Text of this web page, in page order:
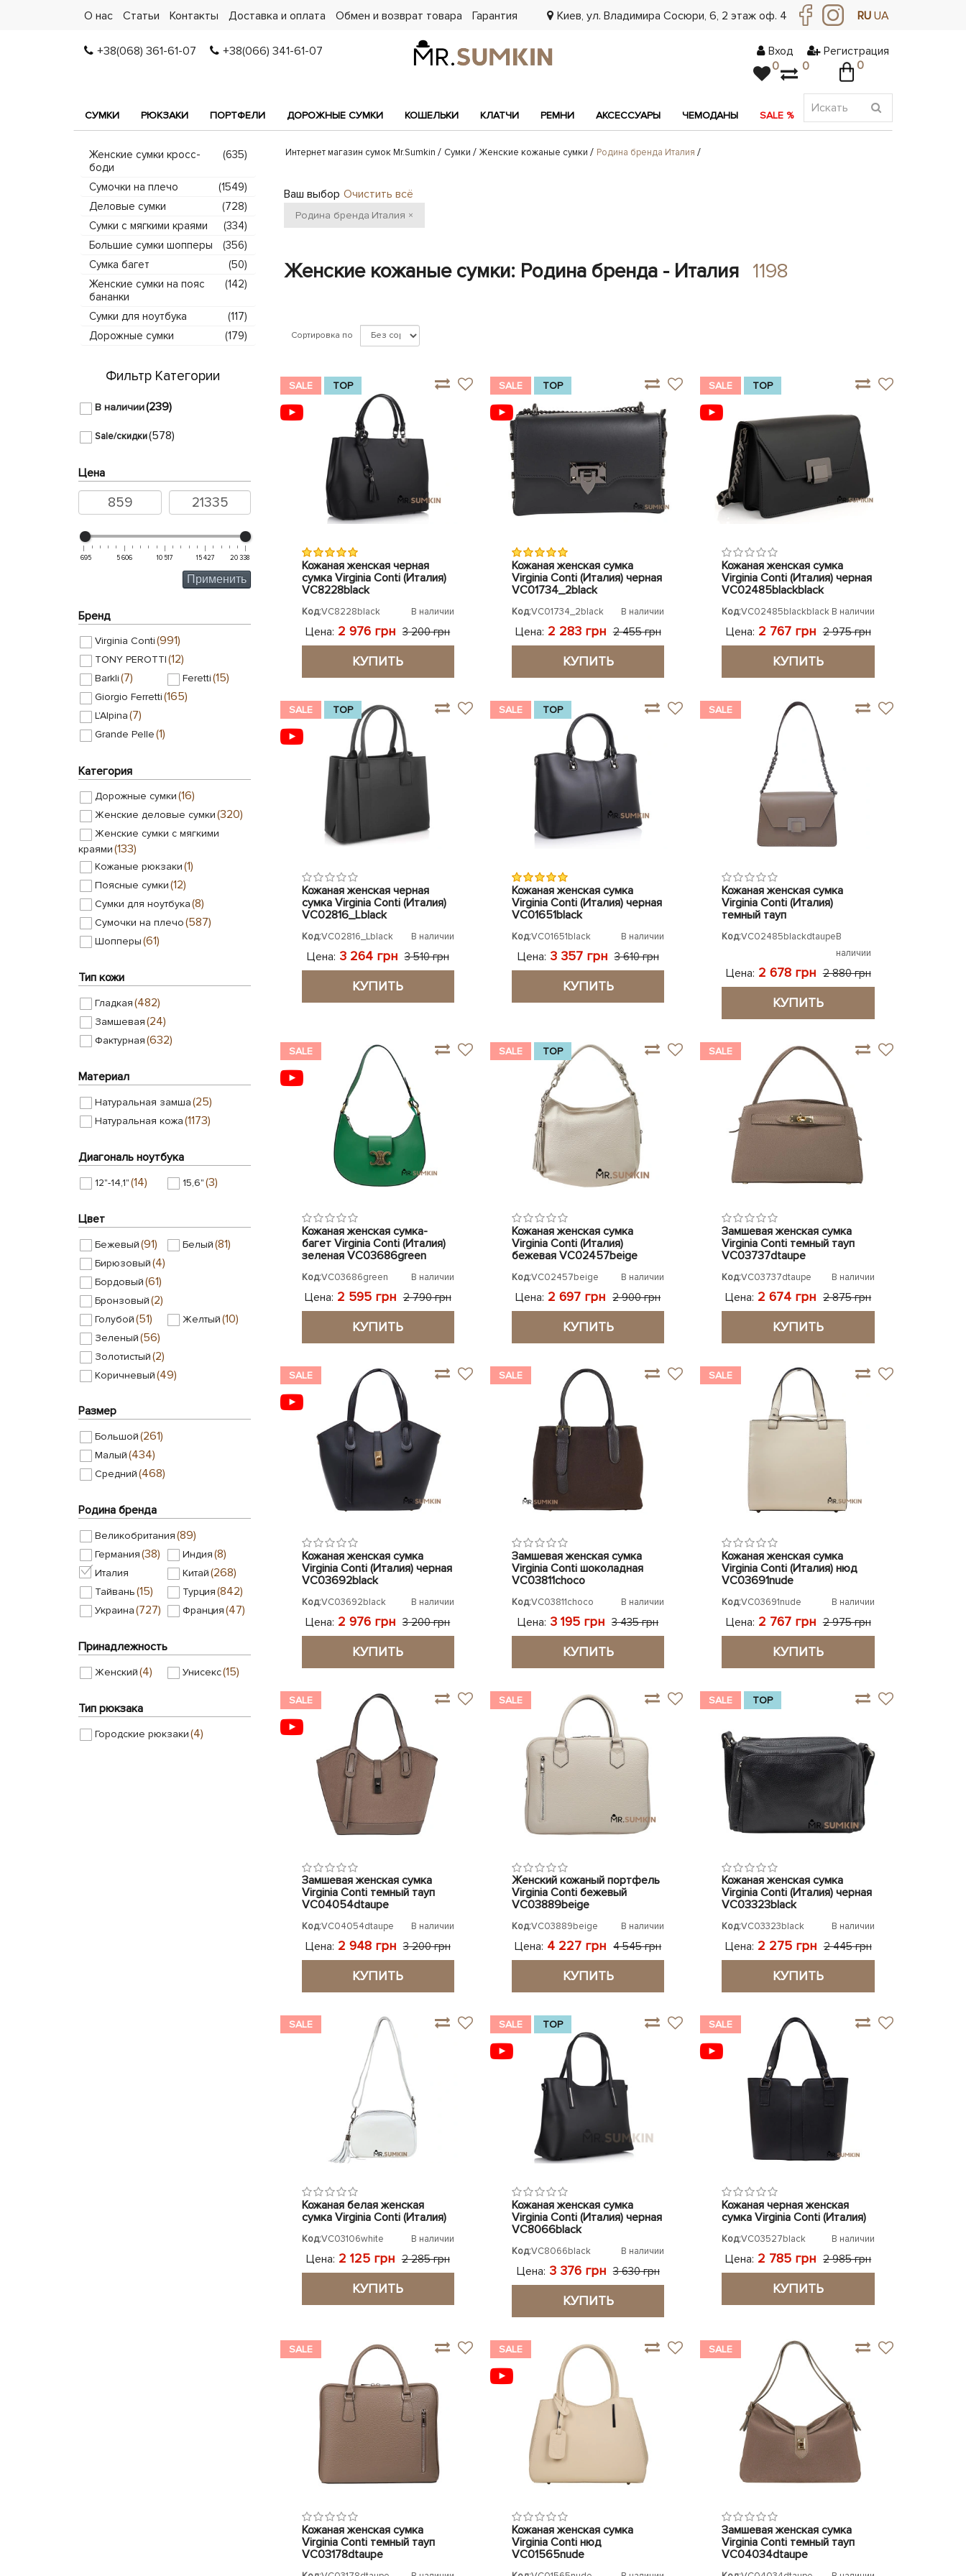
О нас Статьи Контакты Доставка и оплата Обмен и возврат товара Гарантия RU UA
Киев, ул. Владимира Сосюри, ​​6, 2 этаж оф. 4
+38(068) 361-61-07 +38(066) 341-61-07 Вход
Регистрация
0
0 0
СУМКИ РЮКЗАКИ ПОРТФЕЛИ ДОРОЖНЫЕ СУМКИ КОШЕЛЬКИ КЛАТЧИ РЕМНИ АКСЕССУАРЫ ЧЕМОДАНЫ SALE % АКЦИЯ
Женские сумки кросс-
боди
(635)
Сумочки на плечо
(1549)
Деловые сумки
(728)
Сумки с мягкими краями
(334)
Большие сумки шопперы
(356)
Сумка багет
(50)
Женские сумки на пояс
бананки
(142)
Сумки для ноутбука
(117)
Дорожные сумки
(179)
Фильтр Категории
В наличии(239)
Sale/скидки(578)
Цена
695 5 606 10 517 15 427 20 338
Применить
Бренд
Virginia Conti(991)
TONY PEROTTI(12)
Barkli(7) Feretti(15)
Giorgio Ferretti(165)
L'Alpina(7)
Grande Pelle(1)
Категория
Дорожные сумки(16)
Женские деловые сумки(320)
Женские сумки с мягкими
краями(133)
Кожаные рюкзаки(1)
Поясные сумки(12)
Сумки для ноутбука(8)
Сумочки на плечо(587)
Шопперы(61)
Тип кожи
Гладкая(482)
Замшевая(24)
Фактурная(632)
Материал
Натуральная замша(25)
Натуральная кожа(1173)
Диагональ ноутбука
12"-14,1"(14) 15,6"(3)
Цвет
Бежевый(91) Белый(81)
Бирюзовый(4)
Бордовый(61)
Бронзовый(2)
Голубой(51) Желтый(10)
Зеленый(56)
Золотистый(2)
Коричневый(49)
Красный
Малиновый(1)
Мультиколор
Мятный (2)
Розовый(95)
Серебряный (4)
Серый (73) Синий (40)
Темно-коричневый (1)
Темно-серый (19)
Фиолетовый(4)
Хаки(1) Черный(322)
Размер
Большой(261)
Малый(434)
Средний(468)
Родина бренда
Великобритания(89)
Германия(38) Индия(8)
Италия Китай(268)
Тайвань(15) Турция(842)
Украина(727) Франция(47)
Принадлежность
Женский(4) Унисекс(15)
Тип рюкзака
Городские рюкзаки(4)
Интернет магазин сумок Mr.Sumkin Сумки Женские кожаные сумки Родина бренда Италия
Ваш выбор Очистить всё
Родина бренда Италия ×
Женские кожаные сумки: Родина бренда - Италия 1198
Сортировка по
SALE TOP
Кожаная женская черная
сумка Virginia Conti (Италия)
VC8228black
Код:VC8228black В наличии
Цена: 2 976 грн 3 200 грн
КУПИТЬ
SALE TOP
Кожаная женская сумка
Virginia Conti (Италия) черная
VC01734_2black
Код:VC01734_2black В наличии
Цена: 2 283 грн 2 455 грн
КУПИТЬ
SALE TOP
Кожаная женская сумка
Virginia Conti (Италия) черная
VC02485blackblack
Код:VC02485blackblack В наличии
Цена: 2 767 грн 2 975 грн
КУПИТЬ
SALE TOP
Кожаная женская черная
сумка Virginia Conti (Италия)
VC02816_Lblack
Код:VC02816_Lblack В наличии
Цена: 3 264 грн 3 510 грн
КУПИТЬ
SALE TOP
Кожаная женская сумка
Virginia Conti (Италия) черная
VC01651black
Код:VC01651black В наличии
Цена: 3 357 грн 3 610 грн
КУПИТЬ
SALE
Кожаная женская сумка
Virginia Conti (Италия)
темный тауп
Код:VC02485blackdtaupeВ
наличии
Цена: 2 678 грн 2 880 грн
КУПИТЬ
SALE
Кожаная женская сумка-
багет Virginia Conti (Италия)
зеленая VC03686green
Код:VC03686green В наличии
Цена: 2 595 грн 2 790 грн
КУПИТЬ
SALE TOP
Кожаная женская сумка
Virginia Conti (Италия)
бежевая VC02457beige
Код:VC02457beige В наличии
Цена: 2 697 грн 2 900 грн
КУПИТЬ
SALE
Замшевая женская сумка
Virginia Conti темный тауп
VC03737dtaupe
Код:VC03737dtaupe В наличии
Цена: 2 674 грн 2 875 грн
КУПИТЬ
SALE
Кожаная женская сумка
Virginia Conti (Италия) черная
VC03692black
Код:VC03692black В наличии
Цена: 2 976 грн 3 200 грн
КУПИТЬ
SALE
Замшевая женская сумка
Virginia Conti шоколадная
VC03811choco
Код:VC03811choco В наличии
Цена: 3 195 грн 3 435 грн
КУПИТЬ
SALE
Кожаная женская сумка
Virginia Conti (Италия) нюд
VC03691nude
Код:VC03691nude В наличии
Цена: 2 767 грн 2 975 грн
КУПИТЬ
SALE
Замшевая женская сумка
Virginia Conti темный тауп
VC04054dtaupe
Код:VC04054dtaupe В наличии
Цена: 2 948 грн 3 200 грн
КУПИТЬ
SALE
Женский кожаный портфель
Virginia Conti бежевый
VC03889beige
Код:VC03889beige В наличии
Цена: 4 227 грн 4 545 грн
КУПИТЬ
SALE TOP
Кожаная женская сумка
Virginia Conti (Италия) черная
VC03323black
Код:VC03323black В наличии
Цена: 2 275 грн 2 445 грн
КУПИТЬ
SALE
Кожаная белая женская
сумка Virginia Conti (Италия)
Код:VC03106white В наличии
Цена: 2 125 грн 2 285 грн
КУПИТЬ
SALE TOP
Кожаная женская сумка
Virginia Conti (Италия) черная
VC8066black
Код:VC8066black В наличии
Цена: 3 376 грн 3 630 грн
КУПИТЬ
SALE
Кожаная черная женская
сумка Virginia Conti (Италия)
Код:VC03527black В наличии
Цена: 2 785 грн 2 985 грн
КУПИТЬ
SALE
Кожаная женская сумка
Virginia Conti темный тауп
VC03178dtaupe
SALE
Кожаная женская сумка
Virginia Conti нюд
VC01565nude
SALE
Замшевая женская сумка
Virginia Conti темный тауп
VC04034dtaupe